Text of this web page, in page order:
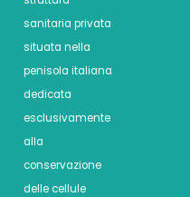
sanitaria privata
situata nella
penisola italiana
dedicata
esclusivamente
alla
conservazione
delle cellule